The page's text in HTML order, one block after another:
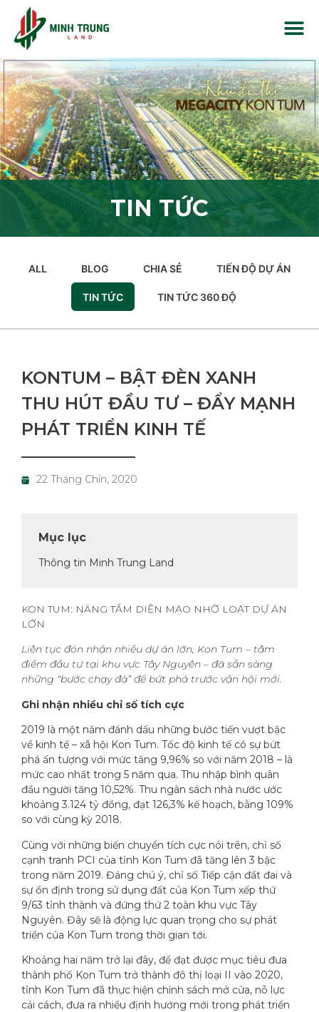
TIN TỨC
ALL BLOG CHIA SẺ TIẾN ĐỘ DỰ ÁN
TIN TỨC TIN TỨC 360 ĐỘ
KONTUM – BẬT ĐÈN XANH
THU HÚT ĐẦU TƯ – ĐẨY MẠNH
PHÁT TRIỂN KINH TẾ
22 Tháng Chín, 2020
Mục lục
Thông tin Minh Trung Land
KON TUM: NÂNG TẦM DIỆN MẠO NHỜ LOẠT DỰ ÁN
LỚN
Liên tục đón nhận nhiều dự án lớn, Kon Tum – tâm
điểm đầu tư tại khu vực Tây Nguyên – đã sẵn sàng
những “bước chạy đà” để bứt phá trước vận hội mới.
Ghi nhận nhiều chỉ số tích cực
2019 là một năm đánh dấu những bước tiến vượt bậc
về kinh tế – xã hội Kon Tum. Tốc độ kinh tế có sự bứt
phá ấn tượng với mức tăng 9,96% so với năm 2018 – là
mức cao nhất trong 5 năm qua. Thu nhập bình quân
đầu người tăng 10,52%. Thu ngân sách nhà nước ước
khoảng 3.124 tỷ đồng, đạt 126,3% kế hoạch, bằng 109%
so với cùng kỳ 2018.
Cùng với những biến chuyển tích cực nói trên, chỉ số
cạnh tranh PCI của tỉnh Kon Tum đã tăng lên 3 bậc
trong năm 2019. Đáng chú ý, chỉ số Tiếp cận đất đai và
sự ổn định trong sử dụng đất của Kon Tum xếp thứ
9/63 tỉnh thành và đứng thứ 2 toàn khu vực Tây
Nguyên. Đây sẽ là động lực quan trọng cho sự phát
triển của Kon Tum trong thời gian tới.
Khoảng hai năm trở lại đây, để đạt được mục tiêu đưa
thành phố Kon Tum trở thành đô thị loại II vào 2020,
tỉnh Kon Tum đã thực hiện chính sách mở cửa, nỗ lực
cải cách, đưa ra nhiều định hướng mới trong phát triển